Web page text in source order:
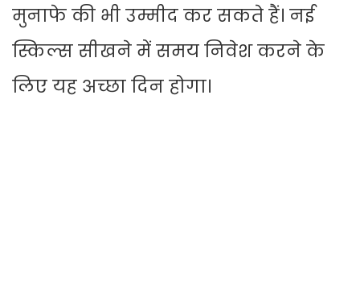
मुनाफे की भी उम्मीद कर सकते हैं। नई
स्किल्स सीखने में समय निवेश करने के
लिए यह अच्छा दिन होगा।